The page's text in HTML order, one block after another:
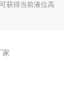
获得当前液位高
家